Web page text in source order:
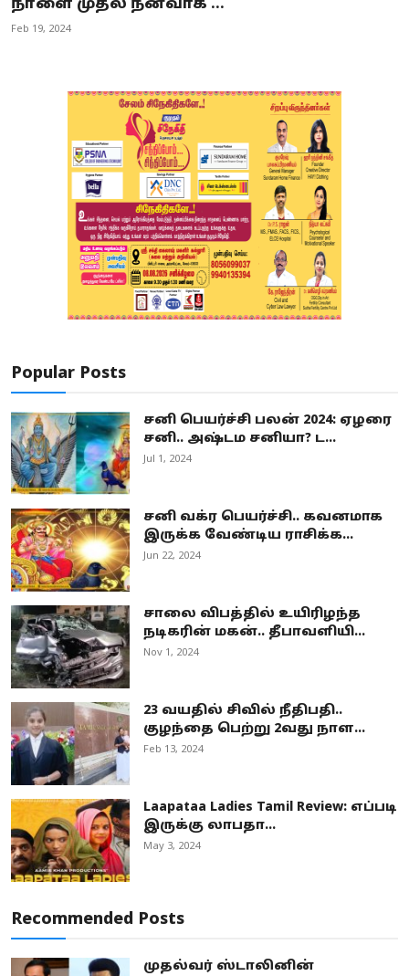
நாளை முதல் நனவாக ...
Feb 19, 2024
Popular Posts
சனி பெயர்ச்சி பலன் 2024: ஏழரை
சனி.. அஷ்டம சனியா? ட...
Jul 1, 2024
சனி வக்ர பெயர்ச்சி.. கவனமாக
இருக்க வேண்டிய ராசிக்க...
Jun 22, 2024
சாலை விபத்தில் உயிரிழந்த
நடிகரின் மகன்.. தீபாவளியி...
Nov 1, 2024
23 வயதில் சிவில் நீதிபதி..
குழந்தை பெற்று 2வது நாள...
Feb 13, 2024
Laapataa Ladies Tamil Review: எப்படி
இருக்கு லாபதா...
May 3, 2024
Recommended Posts
முதல்வர் ஸ்டாலினின்